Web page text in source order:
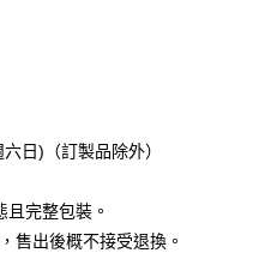
免運費
日)（訂製品除外）
完整包裝。
售出後概不接受退換。